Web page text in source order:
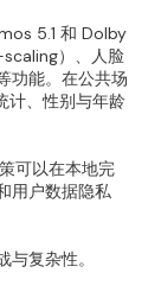
5.1 和 Dolby
）、人脸
功能。在公共场
计、性别与年龄
可以在本地完
用户数据隐私
复杂性。